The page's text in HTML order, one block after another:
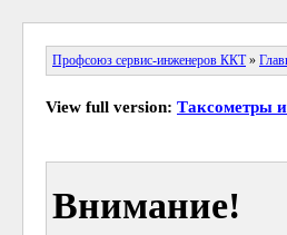
Профсоюз сервис-инженеров ККТ»
View full version: Таксометры
Внимание!